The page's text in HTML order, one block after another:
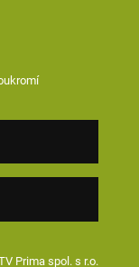
Prima spol. s r.o.